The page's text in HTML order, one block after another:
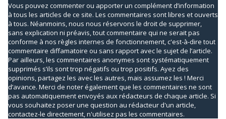
Vous pouvez commenter ou apporter un complément d’information
à tous les articles de ce site. Les commentaires sont libres et ouverts
à tous. Néanmoins, nous nous réservons le droit de supprimer,
sans explication ni préavis, tout commentaire qui ne serait pas
conforme à nos règles internes de fonctionnement, c'est-à-dire tout
commentaire diffamatoire ou sans rapport avec le sujet de l’article.
Par ailleurs, les commentaires anonymes sont systématiquement
supprimés s’ils sont trop négatifs ou trop positifs. Ayez des
opinions, partagez les avec les autres, mais assumez les ! Merci
d’avance. Merci de noter également que les commentaires ne sont
pas automatiquement envoyés aux rédacteurs de chaque article. Si
vous souhaitez poser une question au rédacteur d'un article,
contactez-le directement, n'utilisez pas les commentaires.